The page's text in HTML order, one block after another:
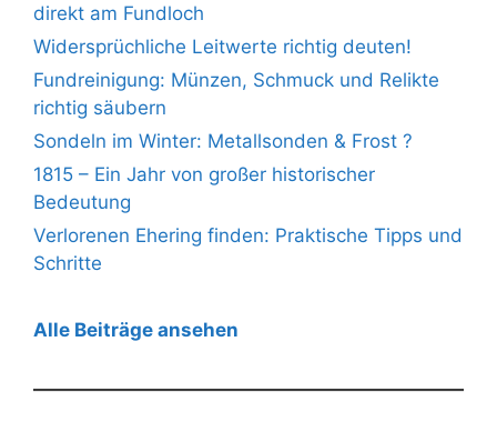
direkt am Fundloch
Widersprüchliche Leitwerte richtig deuten!
Fundreinigung: Münzen, Schmuck und Relikte
richtig säubern
Sondeln im Winter: Metallsonden & Frost ?
1815 – Ein Jahr von großer historischer
Bedeutung
Verlorenen Ehering finden: Praktische Tipps und
Schritte
Alle Beiträge ansehen